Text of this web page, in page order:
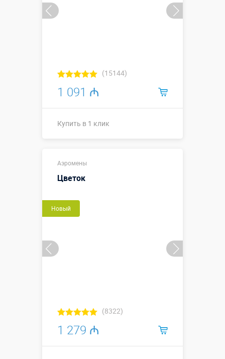
(15144)
1 091 ₼
Купить в 1 клик
Аэромены
Цветок
Новый
(8322)
1 279 ₼